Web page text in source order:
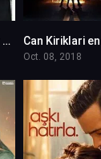
Love is in the air – Sen Cal Kapimi en VF
Oct. 08, 2018